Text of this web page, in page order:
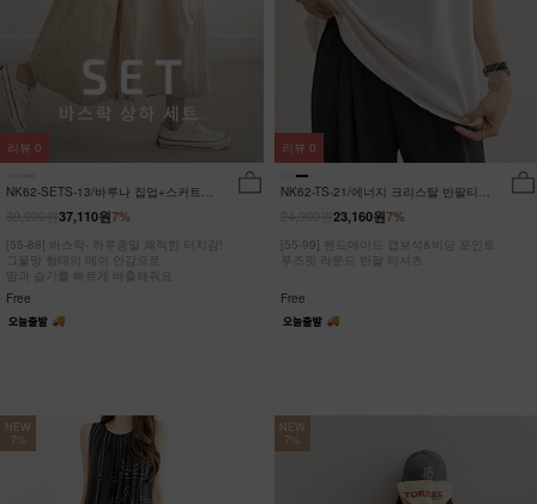
NK62-SETS-13/바루나 집업+스커트
7%
37,110원
[55-88] 바스락- 하루종일 쾌적한 터치감!
그물망 형태의 메쉬 안감으로
땀과 습기를 빠르게 배출해줘요
Free
리뷰 0
NK62-TS-21/에너지 크리스탈 반팔티
7%
23,160원
[55-99] 핸드메이드 캡보석&비딩 포인트
루즈핏 라운드 반팔 티셔츠
Free
리뷰 0
NEW
7%
NEW
7%